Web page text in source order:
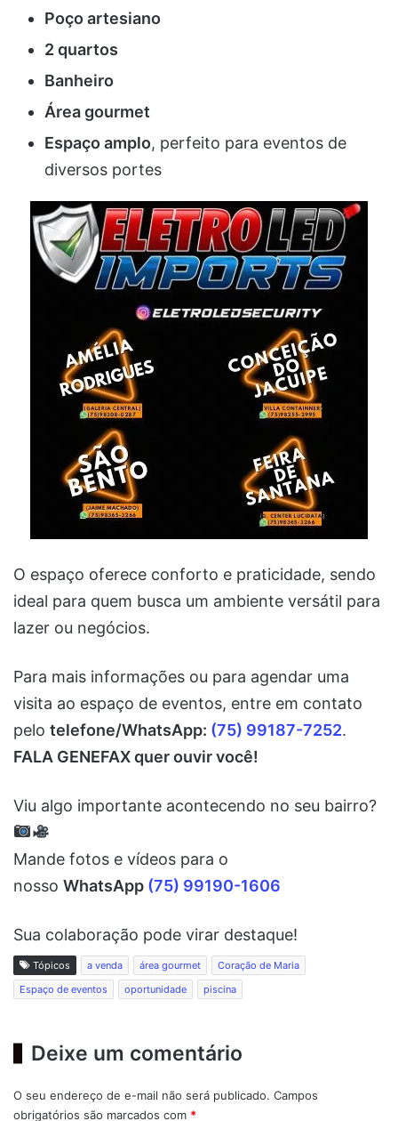
Poço artesiano
2 quartos
Banheiro
Área gourmet
Espaço amplo, perfeito para eventos de
diversos portes
O espaço oferece conforto e praticidade, sendo
ideal para quem busca um ambiente versátil para
lazer ou negócios.
Para mais informações ou para agendar uma
visita ao espaço de eventos, entre em contato
pelo telefone/WhatsApp: (75) 99187-7252.
FALA GENEFAX quer ouvir você!
Viu algo importante acontecendo no seu bairro?
Mande fotos e vídeos para o
nosso WhatsApp (75) 99190-1606
Sua colaboração pode virar destaque!
Tópicos a venda área gourmet
Coração de Maria
Espaço de eventos
oportunidade piscina
Deixe um comentário
O seu endereço de e-mail não será publicado. Campos
obrigatórios são marcados com *